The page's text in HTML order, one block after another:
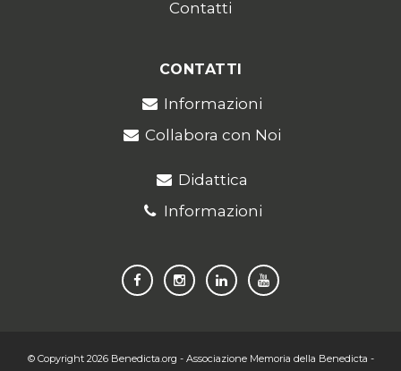
Contatti
CONTATTI
Informazioni
Collabora con Noi
Didattica
Informazioni
© Copyright 2026 Benedicta.org - Associazione Memoria della Benedicta -